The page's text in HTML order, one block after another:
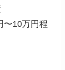
〜10万円程